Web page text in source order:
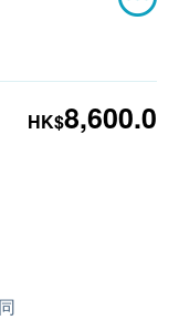
HK$8,600.0